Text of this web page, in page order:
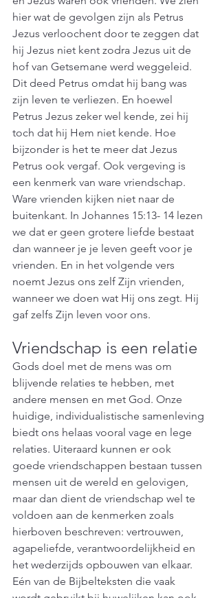
hier wat de gevolgen zijn als Petrus
Jezus verloochent door te zeggen dat
hij Jezus niet kent zodra Jezus uit de
hof van Getsemane werd weggeleid.
Dit deed Petrus omdat hij bang was
zijn leven te verliezen. En hoewel
Petrus Jezus zeker wel kende, zei hij
toch dat hij Hem niet kende. Hoe
bijzonder is het te meer dat Jezus
Petrus ook vergaf. Ook vergeving is
een kenmerk van ware vriendschap.
Ware vrienden kijken niet naar de
buitenkant. In Johannes 15:13- 14 lezen
we dat er geen grotere liefde bestaat
dan wanneer je je leven geeft voor je
vrienden. En in het volgende vers
noemt Jezus ons zelf Zijn vrienden,
wanneer we doen wat Hij ons zegt. Hij
gaf zelfs Zijn leven voor ons.
Vriendschap is een relatie
Gods doel met de mens was om
blijvende relaties te hebben, met
andere mensen en met God. Onze
huidige, individualistische samenleving
biedt ons helaas vooral vage en lege
relaties. Uiteraard kunnen er ook
goede vriendschappen bestaan tussen
mensen uit de wereld en gelovigen,
maar dan dient de vriendschap wel te
voldoen aan de kenmerken zoals
hierboven beschreven: vertrouwen,
agapeliefde, verantwoordelijkheid en
het wederzijds opbouwen van elkaar.
Eén van de Bijbelteksten die vaak